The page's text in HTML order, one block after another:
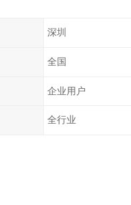
深圳
全国
企业用户
全行业